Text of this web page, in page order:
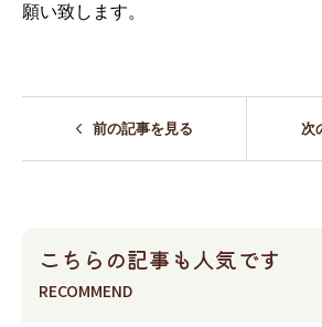
願い致します。
前の記事を見る 次
こちらの記事も人気です
RECOMMEND